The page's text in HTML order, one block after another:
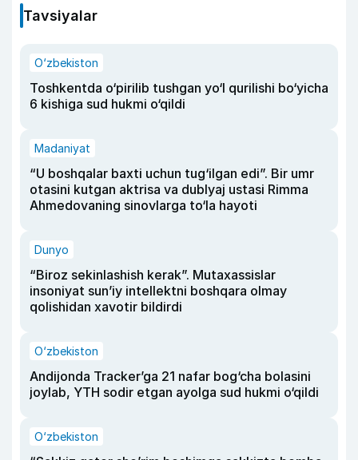
Tavsiyalar
O‘zbekiston
Toshkentda o‘pirilib tushgan yo‘l qurilishi bo‘yicha
6 kishiga sud hukmi o‘qildi
Madaniyat
“U boshqalar baxti uchun tug‘ilgan edi”. Bir umr
otasini kutgan aktrisa va dublyaj ustasi Rimma
Ahmedovaning sinovlarga to‘la hayoti
Dunyo
“Biroz sekinlashish kerak”. Mutaxassislar
insoniyat sun’iy intellektni boshqara olmay
qolishidan xavotir bildirdi
O‘zbekiston
Andijonda Tracker’ga 21 nafar bog‘cha bolasini
joylab, YTH sodir etgan ayolga sud hukmi o‘qildi
O‘zbekiston